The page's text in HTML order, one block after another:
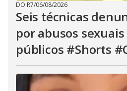
DO R7/06/08/2026
Seis técnicas
por abusos
públicos #Shorts